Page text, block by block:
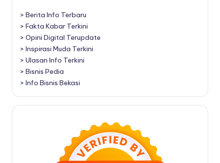
> Berita Info Terbaru
> Fakta Kabar Terkini
> Opini Digital Terupdate
> Inspirasi Muda Terkini
> Ulasan Info Terkini
> Bisnis Pedia
> Info Bisnis Bekasi